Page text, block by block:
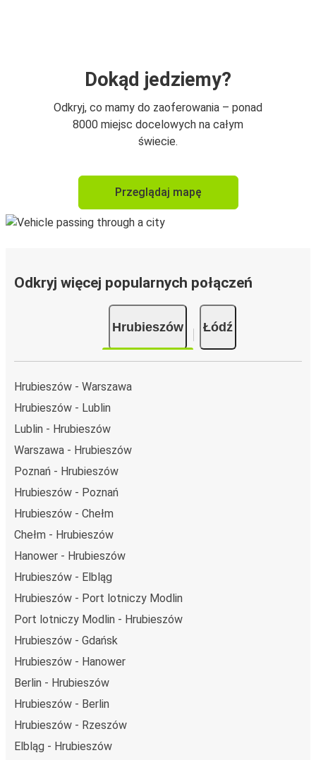
Dokąd jedziemy?
Odkryj, co mamy do zaoferowania – ponad
8000 miejsc docelowych na całym
świecie.
Przeglądaj mapę
Odkryj więcej popularnych połączeń
Hrubieszów Łódź
Hrubieszów - Warszawa
Hrubieszów - Lublin
Lublin - Hrubieszów
Warszawa - Hrubieszów
Poznań - Hrubieszów
Hrubieszów - Poznań
Hrubieszów - Chełm
Chełm - Hrubieszów
Hanower - Hrubieszów
Hrubieszów - Elbląg
Hrubieszów - Port lotniczy Modlin
Port lotniczy Modlin - Hrubieszów
Hrubieszów - Gdańsk
Hrubieszów - Hanower
Berlin - Hrubieszów
Hrubieszów - Berlin
Hrubieszów - Rzeszów
Elbląg - Hrubieszów